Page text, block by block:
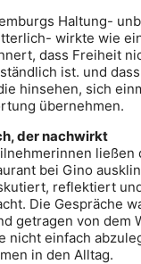
Haltung-
wirkte wie
dass Freiheit
ist. und
hinsehen, sich
übernehmen.
der nachwirkt
ließen
bei Gino
reflektiert
Die Gespräche
getragen von dem
nicht einfach
in den Alltag.